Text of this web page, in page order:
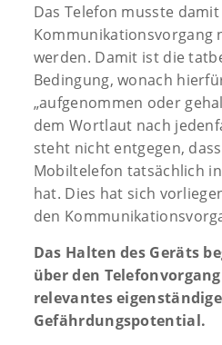
Das Telefon musste
Kommunikationsvorgang
werden. Damit ist die
Bedingung, wonach
„aufgenommen oder
dem Wortlaut nach
steht nicht entgegen,
Mobiltelefon tatsächlich
hat. Dies hat sich
den
Das Halten des Geräts
über den
relevantes
Gefährdungspotential.